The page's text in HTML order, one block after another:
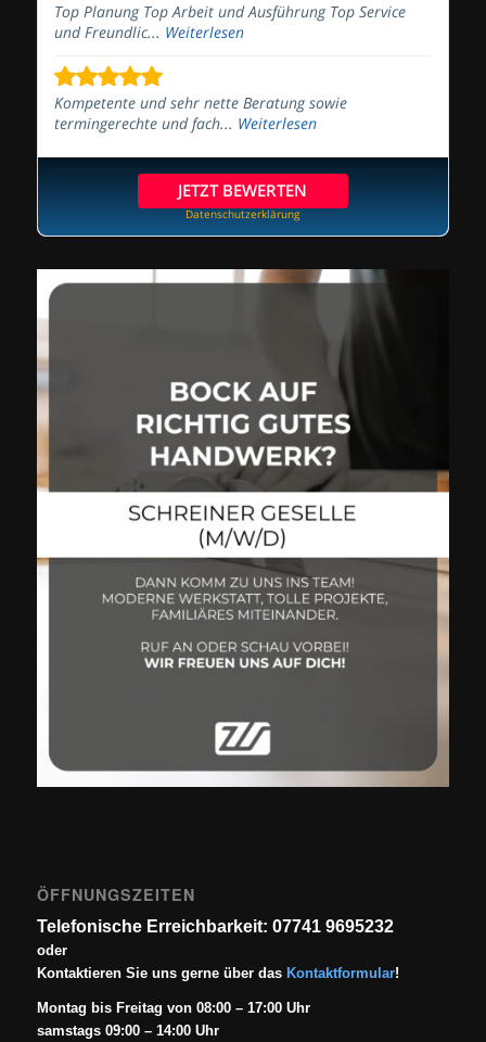
Top Planung Top Arbeit und Ausführung Top Service
und Freundlic... Weiterlesen
Kompetente und sehr nette Beratung sowie
termingerechte und fach... Weiterlesen
JETZT BEWERTEN
Datenschutzerklärung
ÖFFNUNGSZEITEN
Telefonische Erreichbarkeit: 07741 9695232
oder
Kontaktieren Sie uns gerne über das Kontaktformular!
Montag bis Freitag von 08:00 – 17:00 Uhr
samstags 09:00 – 14:00 Uhr